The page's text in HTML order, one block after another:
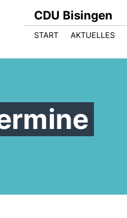
CDU Bisingen
START AKTUELLES